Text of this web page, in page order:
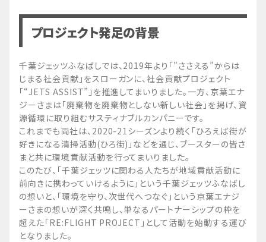
プロジェクト発足の背景
千葉ジェッツふなばしでは、2019年より「”ささえる”からは
じまる社会貢献」をスローガンに、社会貢献プロジェクト
「“JETS ASSIST”」を推進してまいりました。一方、京葉エナ
ジーさまは「廃棄物を廃棄物としない新しい社会」を掲げ、資
源循環に取り組むサスティナブルカンパニーです。
これまでも両社は、2020-21シーズンより続く「ひろえば街が
好きになる清掃活動(ひろ街)」などを通じ、ブースターの皆さ
まと共に環境貢献活動を行ってまいりました。
このたび、「千葉ジェッツに関わる人たちが地域貢献活動に
前向きに携わっていけるように」という千葉ジェッツふなばし
の想いと、「環境を守り、次世代へつなぐ」という京葉エナジ
ーさまの想いが深く共鳴し、単なるパートナーシップの枠を
超えた「RE:FLIGHT PROJECT」として活動を始動する運び
となりました。